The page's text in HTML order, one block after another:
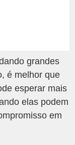
grandes
é melhor que
esperar mais
elas podem
em